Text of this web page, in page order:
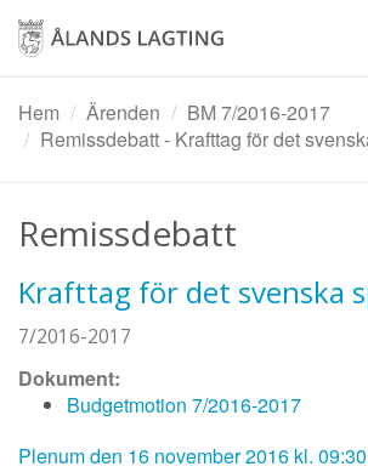
Hoppa
huvudinnehåll
Hem
Ärenden
BM 7/2016-2017
Remissdebatt - Krafttag för det
Remissdebatt
Krafttag för det svenska
7/2016-2017
Dokument:
Budgetmotion 7/2016-2017
Plenum den 16 november 2016 kl. 09:30